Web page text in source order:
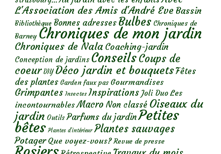
L'Association des Amis d'André Eve Bassin
Bibliothèque Bonnes adresses Bulbes Chroniques de
Barney Chroniques de mon jardin
Chroniques de Nala Coaching-jardin
Conception de jardins ConseilsCoups de
coeur DIY Déco jardin et bouquetsFêtes
des plantes Garden faux pas Gourmandises
Grimpantes Insectes Inspirations Joli Duo Les
incontournables Macro Non classé Oiseaux du
jardin Outils Parfums du jardinPetites
bêtes Plantes d’intérieur Plantes sauvages
Potager Que voyez-vous? Revue de presse